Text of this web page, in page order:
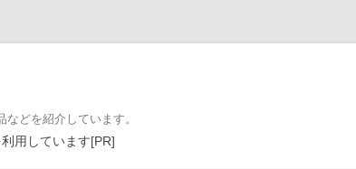
どを紹介しています。
用しています[PR]